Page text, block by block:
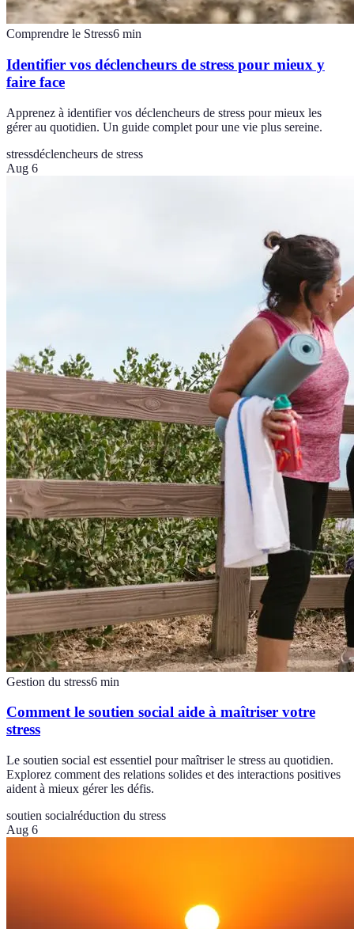
Comprendre le Stress6 min
Identifier vos déclencheurs de stress pour mieux y
faire face
Apprenez à identifier vos déclencheurs de stress pour mieux les
gérer au quotidien. Un guide complet pour une vie plus sereine.
stressdéclencheurs de stress
Aug 6
Gestion du stress6 min
Comment le soutien social aide à maîtriser votre
stress
Le soutien social est essentiel pour maîtriser le stress au quotidien.
Explorez comment des relations solides et des interactions positives
aident à mieux gérer les défis.
soutien socialréduction du stress
Aug 6